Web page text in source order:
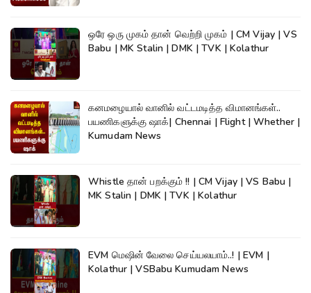
ஒரே ஒரு முகம் தான் வெற்றி முகம் | CM Vijay | VS
Babu | MK Stalin | DMK | TVK | Kolathur
கனமழையால் வானில் வட்டமடித்த விமானங்கள்..
பயணிகளுக்கு ஷாக்| Chennai | Flight | Whether |
Kumudam News
Whistle தான் பறக்கும் !! | CM Vijay | VS Babu |
MK Stalin | DMK | TVK | Kolathur
EVM மெஷின் வேலை செய்யலயாம்..! | EVM |
Kolathur | VSBabu Kumudam News